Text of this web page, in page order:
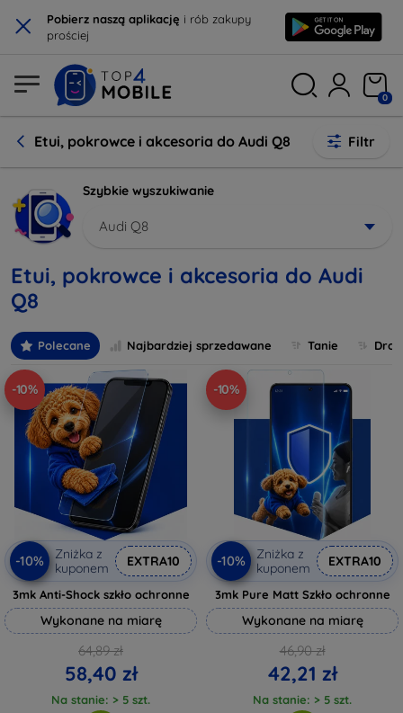
× Pobierz naszą aplikację i rób zakupy
prościej
0
Etui, pokrowce i akcesoria do Audi Q8 Filtr
Szybkie wyszukiwanie
Audi Q8
Etui, pokrowce i akcesoria do Audi
Q8
Polecane Najbardziej sprzedawane Tanie
-10%
-10%
Zniżka z
kuponem
EXTRA10
3mk Anti-Shock szkło ochronne
Wykonane na miarę
64,89 zł
58,40 zł
Na stanie: > 5 szt.
-10%
-10%
Zniżka z
kuponem
EXTRA10
3mk Pure Matt Szkło ochronne
Wykonane na miarę
46,90 zł
42,21 zł
Na stanie: > 5 szt.